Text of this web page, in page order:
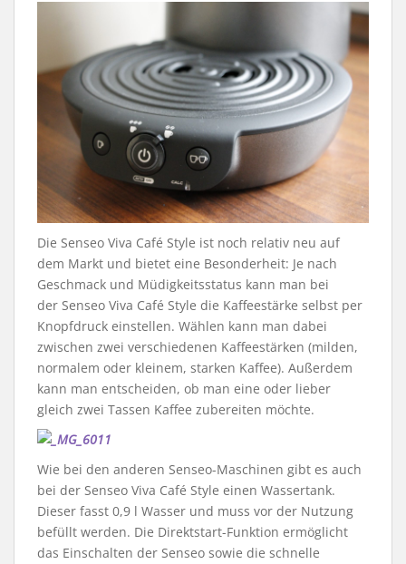
Die Senseo Viva Café Style ist noch relativ neu auf
dem Markt und bietet eine Besonderheit: Je nach
Geschmack und Müdigkeitsstatus kann man bei
der Senseo Viva Café Style die Kaffeestärke selbst per
Knopfdruck einstellen. Wählen kann man dabei
zwischen zwei verschiedenen Kaffeestärken (milden,
normalem oder kleinem, starken Kaffee). Außerdem
kann man entscheiden, ob man eine oder lieber
gleich zwei Tassen Kaffee zubereiten möchte.
Wie bei den anderen Senseo-Maschinen gibt es auch
bei der Senseo Viva Café Style einen Wassertank.
Dieser fasst 0,9 l Wasser und muss vor der Nutzung
befüllt werden. Die Direktstart-Funktion ermöglicht
das Einschalten der Senseo sowie die schnelle